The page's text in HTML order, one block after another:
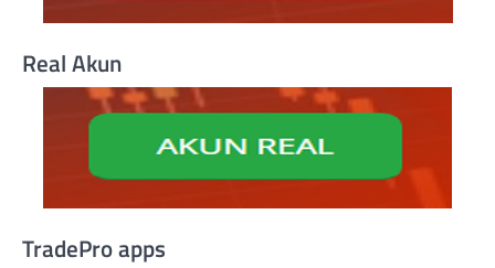
Real Akun
TradePro apps